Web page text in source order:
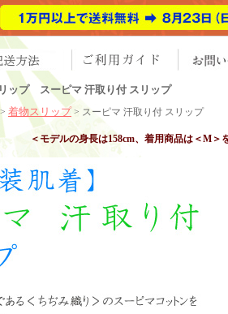
ップ スーピマ 汗取り付 スリップ
> 着物スリップ > スーピマ 汗取り付 スリップ
＜モデルの身長は158cm、着用商品は＜M＞